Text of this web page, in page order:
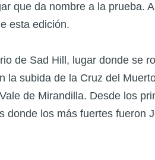
que da nombre a la prueba.
esta edición.
de Sad Hill, lugar donde se
la subida de la Cruz del
de Mirandilla. Desde los
donde los más fuertes fueron